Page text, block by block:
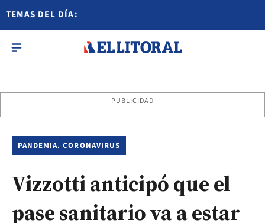
TEMAS DEL DÍA:
PUBLICIDAD
PANDEMIA. CORONAVIRUS
Vizzotti anticipó que el
pase sanitario va a estar